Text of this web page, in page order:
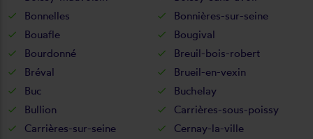
Bonnelles
Bonnières-sur-seine
Bouafle
Bougival
Bourdonné
Breuil-bois-robert
Bréval
Brueil-en-vexin
Buc
Buchelay
Bullion
Carrières-sous-poissy
Carrières-sur-seine
Cernay-la-ville